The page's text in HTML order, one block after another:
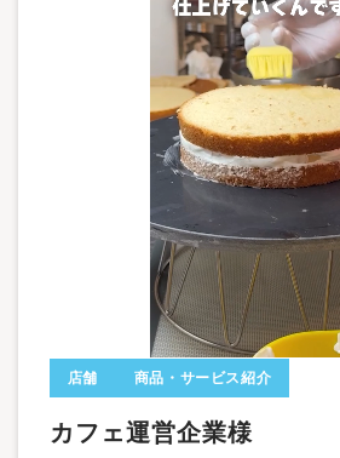
店舗 商品・サービス紹介
カフェ運営企業様